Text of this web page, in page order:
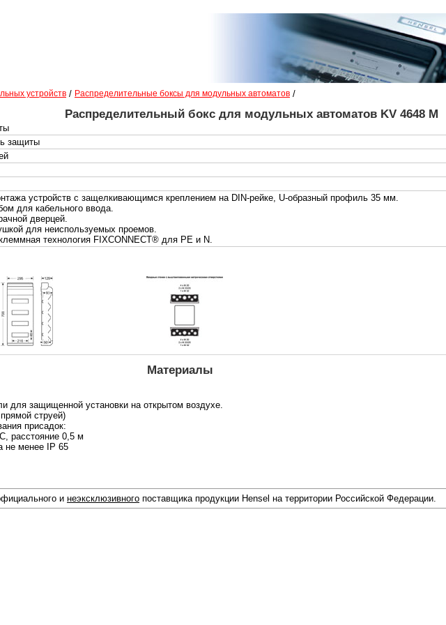
устройств / Распределительные боксы для модульных автоматов /
Распределительный бокс для модульных автоматов KV 4648 M
защиты
устройств с защелкивающимся креплением на DIN-рейке, U-образный профиль 35 мм.
для кабельного ввода.
дверцей.
для неиспользуемых проемов.
технология FIXCONNECT® для PE и N.
Материалы
для защищенной установки на открытом воздухе.
струей)
присадок:
расстояние 0,5 м
не менее IP 65
и неэксклюзивного поставщика продукции Hensel на территории Российской Федерации.